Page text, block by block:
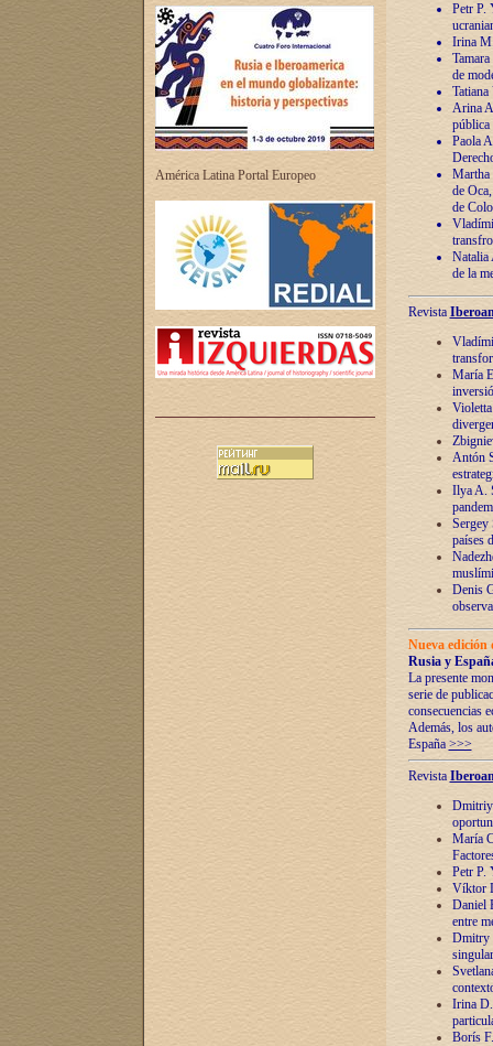
América Latina Portal Europeo
Petr P.
Irina
de
Arina
pública
Paola
Martha
de
de
Natalia
de la
Revista
María
Antón
Ilya A.
Sergey
países
Denis
Nueva
Rusia y
La presente
serie de
consecuencias
Además, los
España >>>
Revista
Dmitriy
María
Petr P.
Víktor
Daniel
entre
Dmitry
Irina
Borís